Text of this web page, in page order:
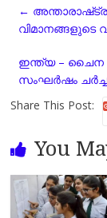
b
o
k
s
A
g
r
←
വിമാനങ്ങളുടെ
ഇന്ത്യ – ചൈന
സംഘർഷം
Share This Post:
You